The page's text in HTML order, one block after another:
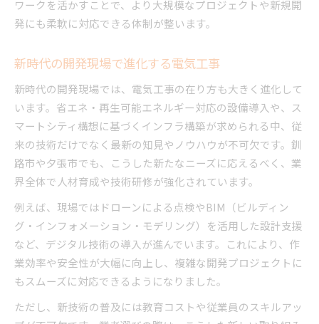
ワークを活かすことで、より大規模なプロジェクトや新規開
発にも柔軟に対応できる体制が整います。
新時代の開発現場で進化する電気工事
新時代の開発現場では、電気工事の在り方も大きく進化して
います。省エネ・再生可能エネルギー対応の設備導入や、ス
マートシティ構想に基づくインフラ構築が求められる中、従
来の技術だけでなく最新の知見やノウハウが不可欠です。釧
路市や夕張市でも、こうした新たなニーズに応えるべく、業
界全体で人材育成や技術研修が強化されています。
例えば、現場ではドローンによる点検やBIM（ビルディン
グ・インフォメーション・モデリング）を活用した設計支援
など、デジタル技術の導入が進んでいます。これにより、作
業効率や安全性が大幅に向上し、複雑な開発プロジェクトに
もスムーズに対応できるようになりました。
ただし、新技術の普及には教育コストや従業員のスキルアッ